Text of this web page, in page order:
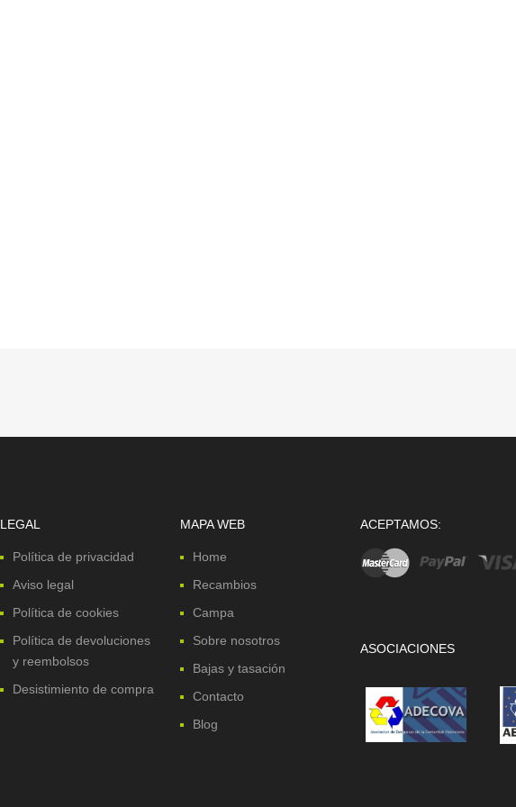
LEGAL
Política de privacidad
Aviso legal
Política de cookies
Política de devoluciones
y reembolsos
Desistimiento de compra
MAPA WEB
Home
Recambios
Campa
Sobre nosotros
Bajas y tasación
Contacto
Blog
ACEPTAMOS:
ASOCIACIONES